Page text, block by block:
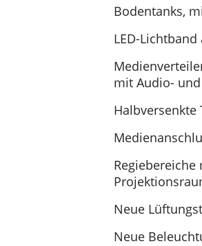
Bodentanks,
LED-
mit Audio-
Halbversenkte
Neue
Neue